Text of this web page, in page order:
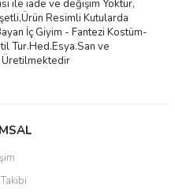
ile iade ve değişim Yoktur,
Resimli Kutularda
İçGiyim - Fantezi Kostüm-
Tur.Hed.Esya.San ve
Üretilmektedir
siz yapın!
görüntülenemiyor.